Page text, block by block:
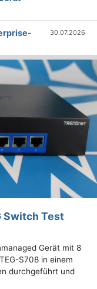
30.07.2026
Switch Test
Gerät mit 8
S708 in einem
durchgeführt und